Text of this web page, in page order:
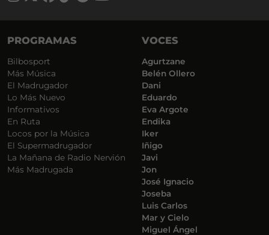
PROGRAMAS
Bilbosport
Más Música
El Madrugador
Lo Más Nuevo
Informativos
En Ruta
Locos por la Música
El Supermadrugador
La Mañana de Radio Nervión
Más Madrugada
VOCES
Agurtzane
Belén Ollero
Dani
Eduardo
Eva Argote
Endika
Iker
Iñigo
Javi
Jon
José Ignacio
Joseba
Luis Carlos
Mar y Cielo
Miguel Ángel